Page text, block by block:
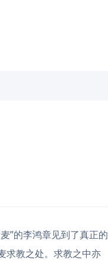
”的李鸿章见到了真正的
求教之处。求教之中亦